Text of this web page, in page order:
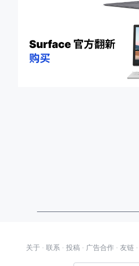
关于 · 联系 · 投稿 · 广告合作 · 友链 ·